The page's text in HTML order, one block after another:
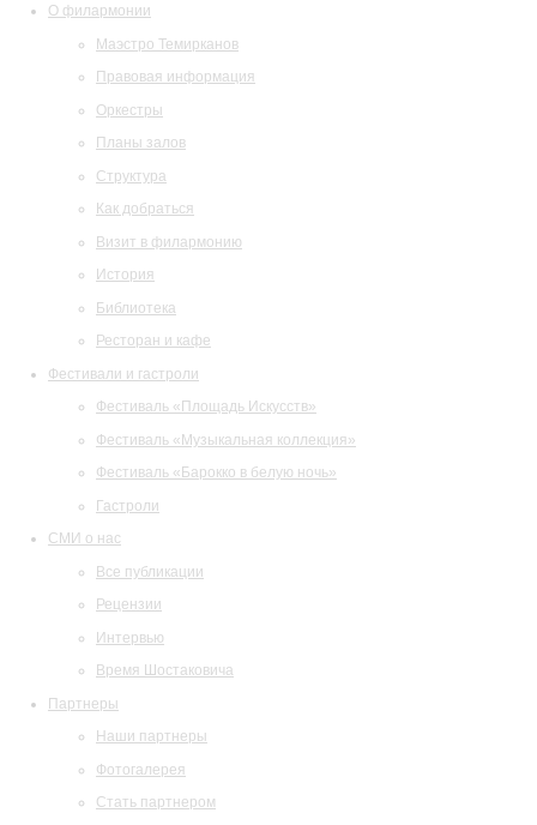
О филармонии
Маэстро Темирканов
Правовая информация
Оркестры
Планы залов
Структура
Как добраться
Визит в филармонию
История
Библиотека
Ресторан и кафе
Фестивали и гастроли
Фестиваль «Площадь Искусств»
Фестиваль «Музыкальная коллекция»
Фестиваль «Барокко в белую ночь»
Гастроли
СМИ о нас
Все публикации
Рецензии
Интервью
Время Шостаковича
Партнеры
Наши партнеры
Фотогалерея
Стать партнером